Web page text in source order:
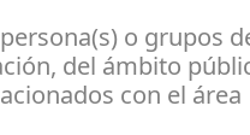
o grupos
del ámbito
con el área